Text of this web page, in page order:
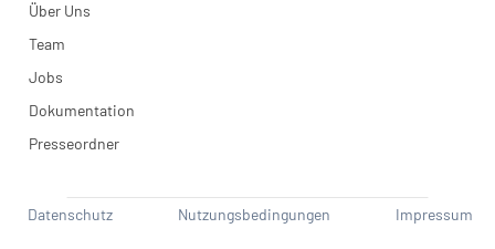
Über Uns
Team
Jobs
Dokumentation
Presseordner
Datenschutz Nutzungsbedingungen Impressum